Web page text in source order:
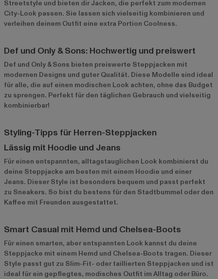
Streetstyle und bieten dir Jacken, die perfekt zum modernen
City-Look passen. Sie lassen sich vielseitig kombinieren und
verleihen deinem Outfit eine extra Portion Coolness.
Def und Only & Sons: Hochwertig und preiswert
Def und Only & Sons bieten preiswerte Steppjacken mit
modernen Designs und guter Qualität. Diese Modelle sind ideal
für alle, die auf einen modischen Look achten, ohne das Budget
zu sprengen. Perfekt für den täglichen Gebrauch und vielseitig
kombinierbar!
Styling-Tipps für Herren-Steppjacken
Lässig mit Hoodie und Jeans
Für einen entspannten, alltagstauglichen Look kombinierst du
deine Steppjacke am besten mit einem Hoodie und einer
Jeans. Dieser Style ist besonders bequem und passt perfekt
zu Sneakers. So bist du bestens für den Stadtbummel oder den
Kaffee mit Freunden ausgestattet.
Smart Casual mit Hemd und Chelsea-Boots
Für einen smarten, aber entspannten Look kannst du deine
Steppjacke mit einem Hemd und Chelsea-Boots tragen. Dieser
Style passt gut zu Slim-Fit- oder taillierten Steppjacken und ist
ideal für ein gepflegtes, modisches Outfit im Alltag oder Büro.